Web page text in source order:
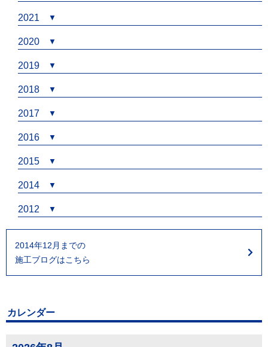
2021
2020
2019
2018
2017
2016
2015
2014
2012
2014年12月までの
施工ブログはこちら
カレンダー